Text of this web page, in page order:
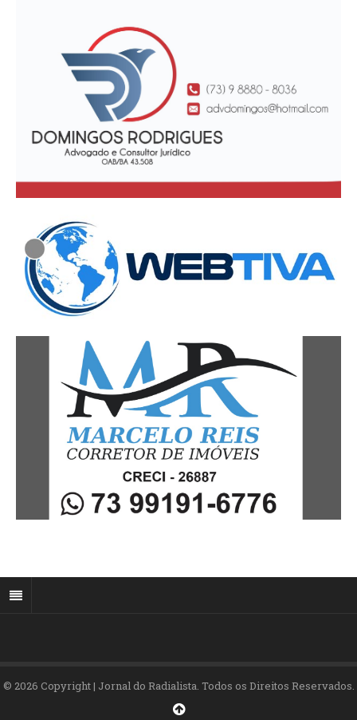
© 2026 Copyright | Jornal do Radialista. Todos os Direitos Reservados.